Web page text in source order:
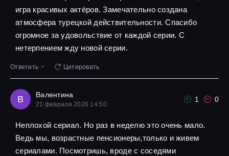
игра красивых актёров. Замечательно создана
атмосфера турецкой действительности. Спасибо
огромное за удовольствие от каждой серии. С
нетерпением жду новой серии.
Ответить Цитировать
В Валентина
21 февраля 2026 14:50
1 0
Неплохой сериал. Но раз в неделю это очень мало.
Ведь мы, возрастные пенсионеры,только и живем
сериалами. Посмотришь, вроде с соседями